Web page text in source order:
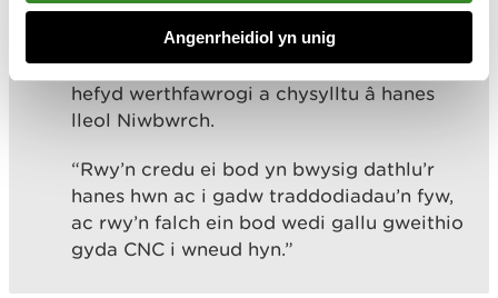
Angenrheidiol yn unig
“Mae cynnal gweithdai a rhannu’r
wybodaeth hon yn ffordd dda o ddod i
ddeall a chymryd rhan yn y grefft hon gan
hefyd werthfawrogi a chysylltu â hanes
lleol Niwbwrch.
“Rwy’n credu ei bod yn bwysig dathlu’r
hanes hwn ac i gadw traddodiadau’n fyw,
ac rwy’n falch ein bod wedi gallu gweithio
gyda CNC i wneud hyn.”